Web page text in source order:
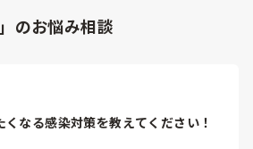
のお悩み相談
なる感染対策を教えてください！